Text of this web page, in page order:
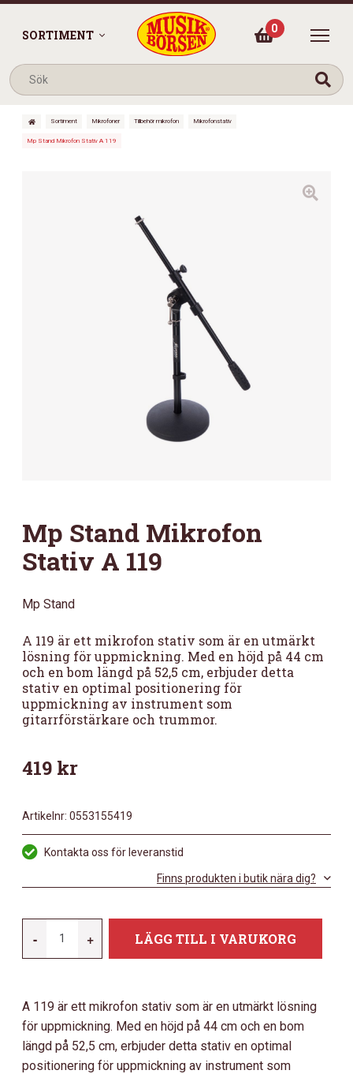
SORTIMENT 0
Sortiment Mikrofoner Tillbehör mikrofon Mikrofonstativ
Mp Stand Mikrofon Stativ A 119
Mp Stand Mikrofon
Stativ A 119
Mp Stand
A 119 är ett mikrofon stativ som är en utmärkt
lösning för uppmickning. Med en höjd på 44 cm
och en bom längd på 52,5 cm, erbjuder detta
stativ en optimal positionering för
uppmickning av instrument som
gitarrförstärkare och trummor.
419 kr
Artikelnr: 0553155419
Kontakta oss för leveranstid
Finns produkten i butik nära dig?
-
A
119
MÄNGD
+ LÄGG TILL I VARUKORG
A 119 är ett mikrofon stativ som är en utmärkt lösning
för uppmickning. Med en höjd på 44 cm och en bom
längd på 52,5 cm, erbjuder detta stativ en optimal
positionering för uppmickning av instrument som